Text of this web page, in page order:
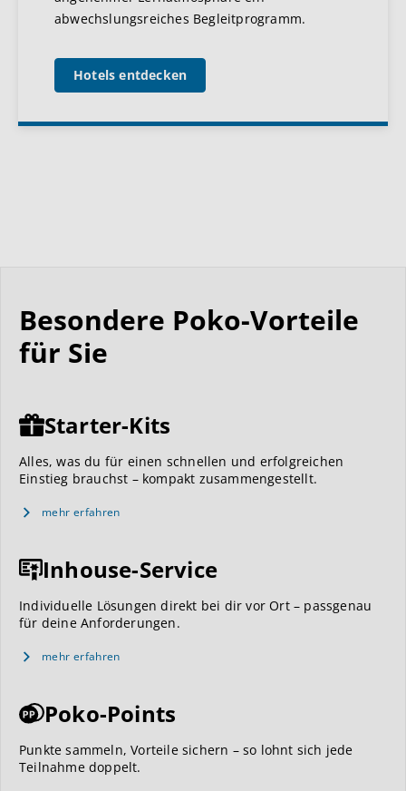
abwechslungsreiches Begleitprogramm.
Hotels entdecken
Besondere Poko-Vorteile
für Sie
Starter-Kits
Alles, was du für einen schnellen und erfolgreichen
Einstieg brauchst – kompakt zusammengestellt.
mehr erfahren
Inhouse-Service
Individuelle Lösungen direkt bei dir vor Ort – passgenau
für deine Anforderungen.
mehr erfahren
Poko-Points
Punkte sammeln, Vorteile sichern – so lohnt sich jede
Teilnahme doppelt.